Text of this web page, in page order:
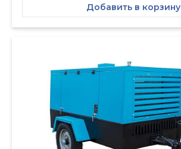
Добавить в корзину